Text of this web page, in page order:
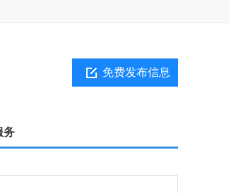
免费发布信息
务